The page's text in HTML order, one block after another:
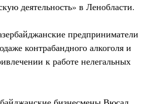
деятельность» в Ленобласти.
предприниматели
контрабандного алкоголя и
к работе нелегальных